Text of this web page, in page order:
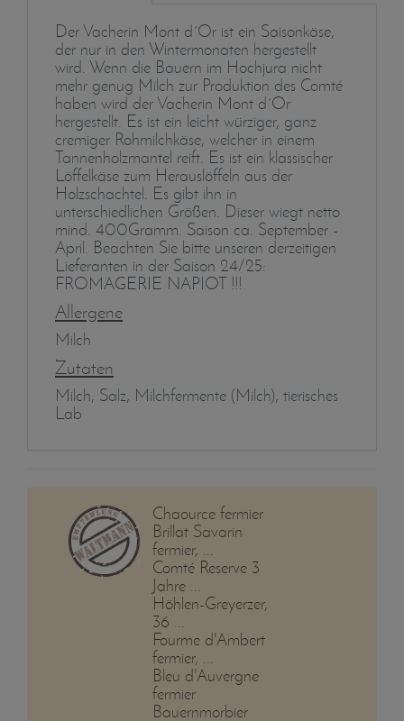
Der Vacherin Mont d´Or ist ein Saisonkäse,
der nur in den Wintermonaten hergestellt
wird. Wenn die Bauern im Hochjura nicht
mehr genug Milch zur Produktion des Comté
haben wird der Vacherin Mont d´Or
hergestellt. Es ist ein leicht würziger, ganz
cremiger Rohmilchkäse, welcher in einem
Tannenholzmantel reift. Es ist ein klassischer
Löffelkäse zum Herauslöffeln aus der
Holzschachtel. Es gibt ihn in
unterschiedlichen Größen. Dieser wiegt netto
mind. 400Gramm. Saison ca. September -
April. Beachten Sie bitte unseren derzeitigen
Lieferanten in der Saison 24/25:
FROMAGERIE NAPIOT !!!
Allergene
Milch
Zutaten
Milch, Salz, Milchfermente (Milch), tierisches
Lab
Chaource fermier
Brillat Savarin
fermier, ...
Comté Reserve 3
Jahre ...
Höhlen-Greyerzer,
36 ...
Fourme d'Ambert
fermier, ...
Bleu d'Auvergne
fermier
Bauernmorbier